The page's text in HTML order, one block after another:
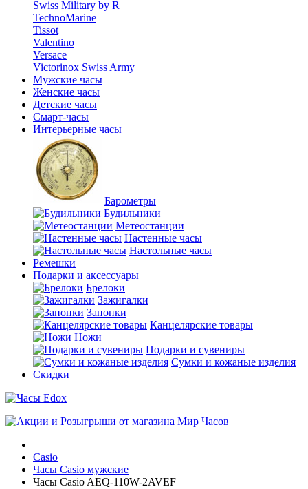
Swiss Military by R
TechnoMarine
Tissot
Valentino
Versace
Victorinox Swiss Army
Мужские часы
Женские часы
Детские часы
Смарт-часы
Интерьерные часы
Барометры
Будильники
Метеостанции
Настенные часы
Настольные часы
Ремешки
Подарки и аксессуары
Брелоки
Зажигалки
Запонки
Канцелярские товары
Ножи
Подарки и сувениры
Сумки и кожаные изделия
Скидки
Casio
Часы Casio мужские
Часы Casio AEQ-110W-2AVEF